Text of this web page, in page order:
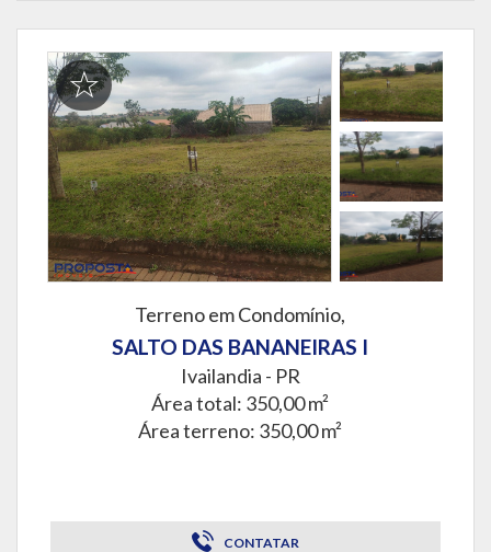
Terreno em Condomínio,
SALTO DAS BANANEIRAS I
Ivailandia - PR
Área total: 350,00 m²
Área terreno: 350,00 m²
CONTATAR